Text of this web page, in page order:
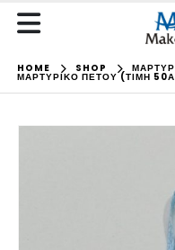
HOME SHOP
ΜΑΡΤΥΡΙΚΌ ΠΈΤΟΥ (ΤΙΜΉ